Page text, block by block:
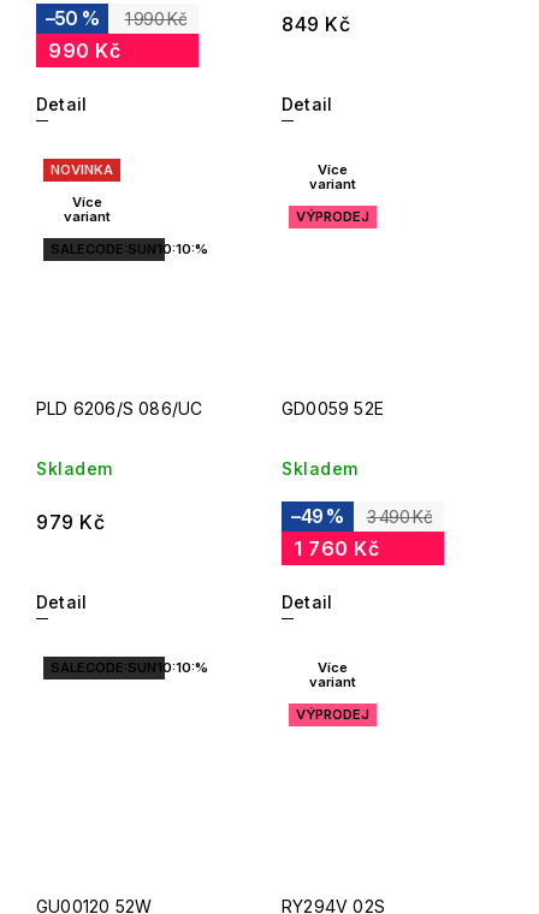
1 990 Kč
–50 %
990 Kč
Detail
849 Kč
Detail
NOVINKA
Více
variant
SALECODE:SUN10:10:%
PLD 6206/S 086/UC
Skladem
979 Kč
Detail
Více
variant
VÝPRODEJ
GD0059 52E
Skladem
3 490 Kč
–49 %
1 760 Kč
Detail
SALECODE:SUN10:10:%
GU00120 52W
Více
variant
VÝPRODEJ
RY294V 02S